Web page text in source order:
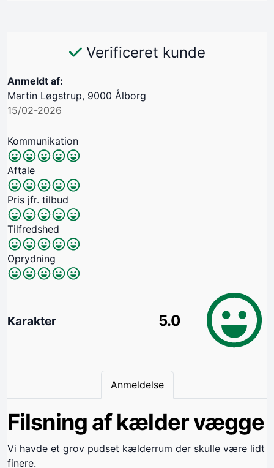
Verificeret kunde
Anmeldt af:
Martin Løgstrup, 9000 Ålborg
15/02-2026
Kommunikation
Aftale
Pris jfr. tilbud
Tilfredshed
Oprydning
Karakter 5.0
Anmeldelse
Filsning af kælder vægge
Vi havde et grov pudset kælderrum der skulle være lidt
finere.